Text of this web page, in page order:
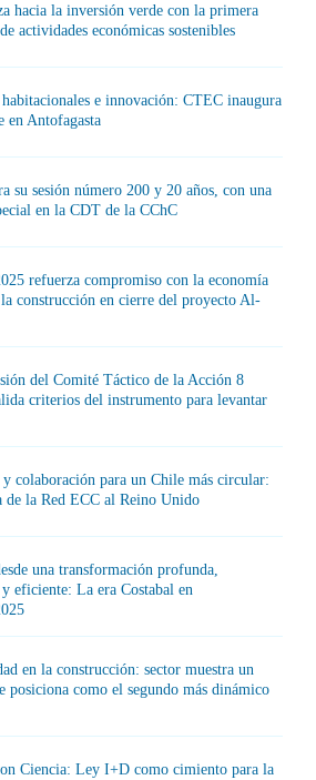
hacia la inversión verde con la primera
actividades económicas sostenibles
e innovación: CTEC inaugura
en Antofagasta
su sesión número 200 y 20 años, con una
en la CDT de la CChC
refuerza compromiso con la economía
construcción en cierre del proyecto Al-
del Comité Táctico de la Acción 8
criterios del instrumento para levantar
colaboración para un Chile más circular:
de la Red ECC al Reino Unido
una transformación profunda,
y eficiente: La era Costabal en
en la construcción: sector muestra un
posiciona como el segundo más dinámico
Ciencia: Ley I+D como cimiento para la